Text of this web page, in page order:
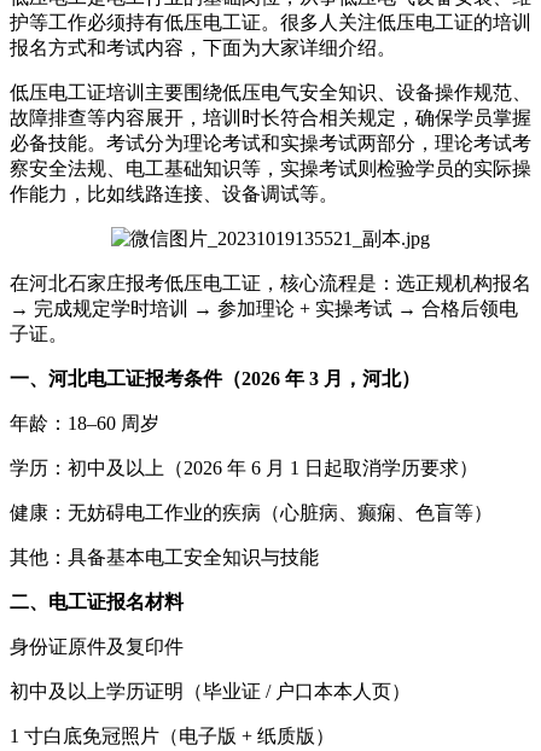
护等工作必须持有低压电工证。很多人关注低压电工证的培训
报名方式和考试内容，下面为大家详细介绍。
低压电工证培训主要围绕低压电气安全知识、设备操作规范、
故障排查等内容展开，培训时长符合相关规定，确保学员掌握
必备技能。考试分为理论考试和实操考试两部分，理论考试考
察安全法规、电工基础知识等，实操考试则检验学员的实际操
作能力，比如线路连接、设备调试等。
在河北石家庄报考低压电工证，核心流程是：选正规机构报名
→ 完成规定学时培训 → 参加理论 + 实操考试 → 合格后领电
子证。
一、河北电工证报考条件（2026 年 3 月，河北）
年龄：18–60 周岁
学历：初中及以上（2026 年 6 月 1 日起取消学历要求）
健康：无妨碍电工作业的疾病（心脏病、癫痫、色盲等）
其他：具备基本电工安全知识与技能
二、电工证报名材料
身份证原件及复印件
初中及以上学历证明（毕业证 / 户口本本人页）
1 寸白底免冠照片（电子版 + 纸质版）